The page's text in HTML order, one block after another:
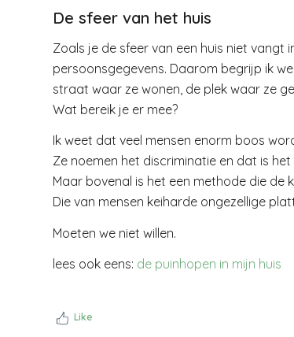
De sfeer van het huis
Zoals je de sfeer van een huis niet
persoonsgegevens. Daarom begrijp ik
straat waar ze wonen, de plek waar ze
Wat bereik je er mee?
Ik weet dat veel mensen enorm boos
Ze noemen het discriminatie en dat is
Maar bovenal is het een methode die de
Die van mensen keiharde ongezellige
Moeten we niet willen.
lees ook eens: de puinhopen in mijn huis
Like